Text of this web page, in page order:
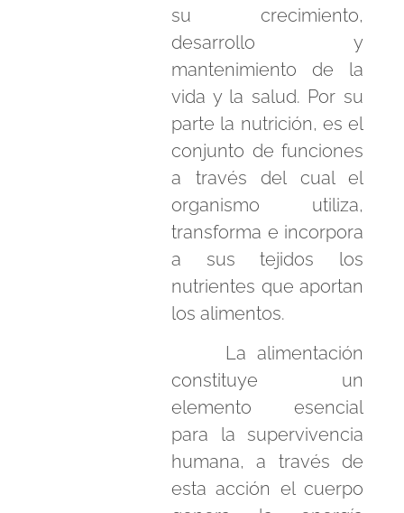
su crecimiento,
desarrollo y
mantenimiento de la
vida y la salud. Por su
parte la nutrición, es el
conjunto de funciones
a través del cual el
organismo utiliza,
transforma e incorpora
a sus tejidos los
nutrientes que aportan
los alimentos.
La alimentación
constituye un
elemento esencial
para la supervivencia
humana, a través de
esta acción el cuerpo